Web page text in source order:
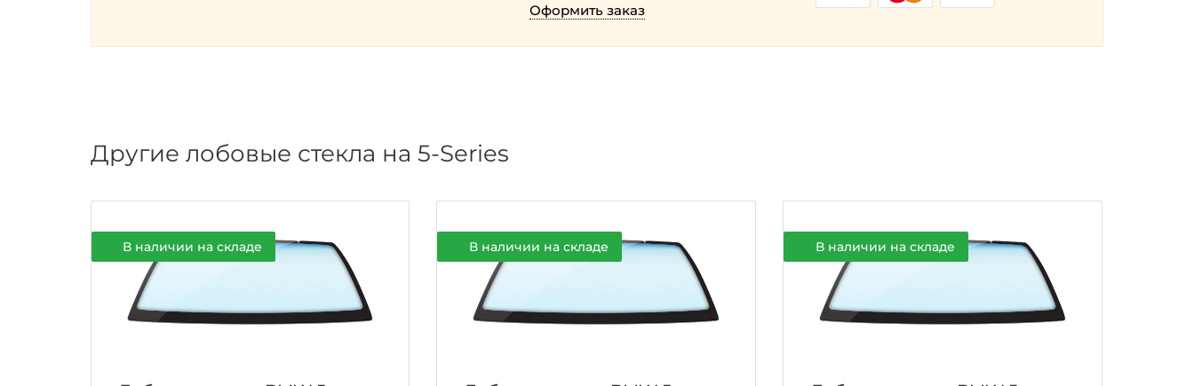
Оформить заказ
Другие лобовые стекла на 5-Series
В наличии на складе В наличии на складе В наличии на складе